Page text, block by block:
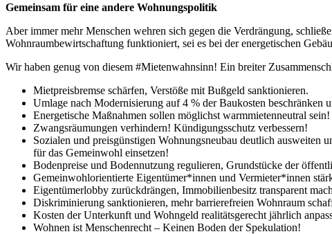
Gemeinsam für eine andere Wohnungspolitik
Aber immer mehr Menschen wehren sich gegen die Verdrängung,
Wohnraumbewirtschaftung funktioniert, sei es bei der energetischen
Wir haben genug von diesem #Mietenwahnsinn! Ein breiter
Mietpreisbremse schärfen, Verstöße mit Bußgeld sanktionieren.
Umlage nach Modernisierung auf 4 % der Baukosten
Energetische Maßnahmen sollen möglichst warmmietenneutral sein!
Zwangsräumungen verhindern! Kündigungsschutz verbessern!
Sozialen und preisgünstigen Wohnungsneubau deutlich ausweiten
für das Gemeinwohl einsetzen!
Bodenpreise und Bodennutzung regulieren, Grundstücke der
Gemeinwohlorientierte Eigentümer*innen und Vermieter*innen
Eigentümerlobby zurückdrängen, Immobilienbesitz transparent
Diskriminierung sanktionieren, mehr barrierefreien Wohnraum
Kosten der Unterkunft und Wohngeld realitätsgerecht jährlich
Wohnen ist Menschenrecht – Keinen Boden der Spekulation!